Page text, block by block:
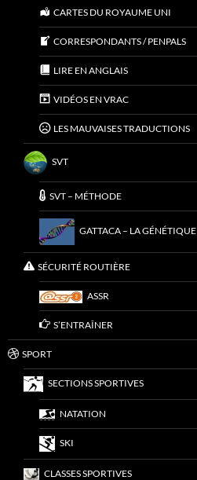
CARTES DU ROYAUME UNI
CORRESPONDANTS / PENPALS
LIRE EN ANGLAIS
VIDÉOS EN VRAC
LES MAUVAISES TRADUCTIONS
SVT
SVT – MÉTHODE
GATTACA – LA GÉNÉTIQUE
SÉCURITÉ ROUTIÈRE
ASSR
S’ENTRAÎNER
SPORT
SECTIONS SPORTIVES
NATATION
SKI
CLASSES SPORTIVES